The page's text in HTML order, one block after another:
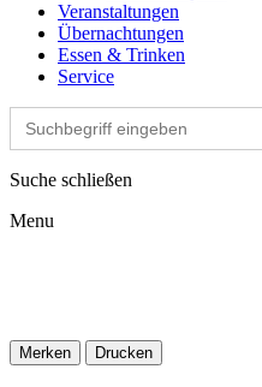
Veranstaltungen
Übernachtungen
Essen & Trinken
Service
Search
for:
Suche schließen
Menu
Merken Drucken